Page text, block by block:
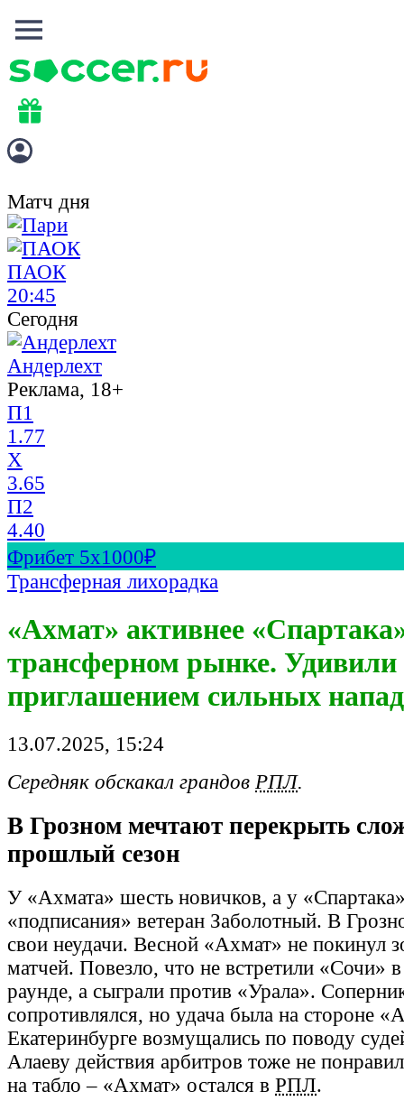
Матч дня
ПАОК
20:45
Сегодня
Андерлехт
Реклама, 18+
П1
1.77
X
3.65
П2
4.40
Фрибет 5х1000₽
Трансферная лихорадка
«Ахмат» активнее
трансферном рынке. Удивили
приглашением сильных
13.07.2025, 15:24
Середняк обскакал грандов РПЛ.
В Грозном мечтают перекрыть
прошлый сезон
У «Ахмата» шесть новичков, а у
«подписания» ветеран Заболотный. В
свои неудачи. Весной «Ахмат» не покинул
матчей. Повезло, что не встретили «Сочи»
раунде, а сыграли против «Урала».
сопротивлялся, но удача была на стороне
Екатеринбурге возмущались по поводу
Алаеву действия арбитров тоже не
на табло – «Ахмат» остался в РПЛ.